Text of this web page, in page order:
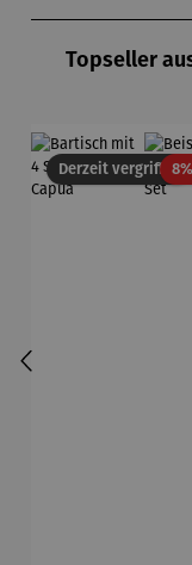
Topseller
Derzeit vergriffen